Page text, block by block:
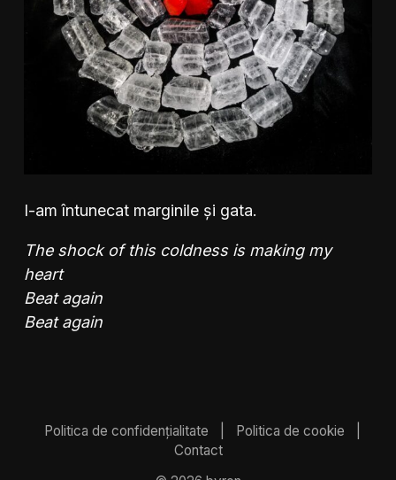
I-am întunecat marginile și gata.
The shock of this coldness is making my
heart
Beat again
Beat again
Politica de confidențialitate Politica de cookie
Contact